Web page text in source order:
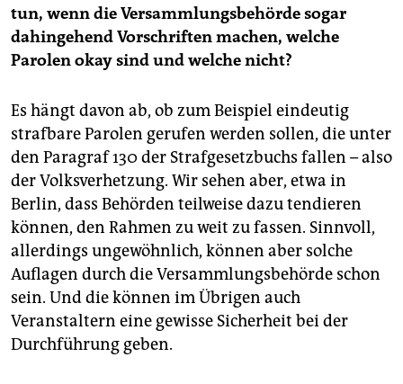
tun, wenn die Versammlungsbehörde sogar
dahingehend Vorschriften machen, welche
Parolen okay sind und welche nicht?
Es hängt davon ab, ob zum Beispiel eindeutig
strafbare Parolen gerufen werden sollen, die unter
den Paragraf 130 der Strafgesetzbuchs fallen – also
der Volksverhetzung. Wir sehen aber, etwa in
Berlin, dass Behörden teilweise dazu tendieren
können, den Rahmen zu weit zu fassen. Sinnvoll,
allerdings ungewöhnlich, können aber solche
Auflagen durch die Versammlungsbehörde schon
sein. Und die können im Übrigen auch
Veranstaltern eine gewisse Sicherheit bei der
Durchführung geben.